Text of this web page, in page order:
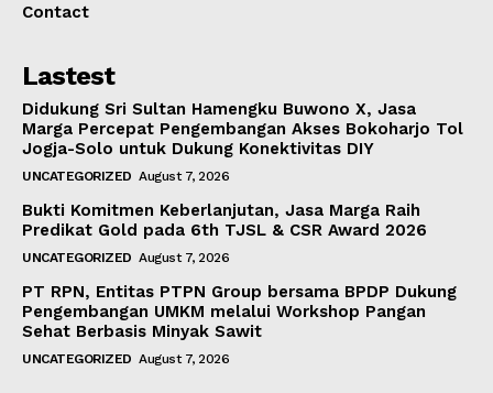
Contact
Lastest
Didukung Sri Sultan Hamengku Buwono X, Jasa
Marga Percepat Pengembangan Akses Bokoharjo Tol
Jogja-Solo untuk Dukung Konektivitas DIY
UNCATEGORIZED August 7, 2026
Bukti Komitmen Keberlanjutan, Jasa Marga Raih
Predikat Gold pada 6th TJSL & CSR Award 2026
UNCATEGORIZED August 7, 2026
PT RPN, Entitas PTPN Group bersama BPDP Dukung
Pengembangan UMKM melalui Workshop Pangan
Sehat Berbasis Minyak Sawit
UNCATEGORIZED August 7, 2026